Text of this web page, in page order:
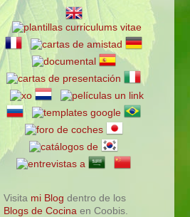
Visita mi Blog dentro de los
Blogs de Cocina en Coobis.